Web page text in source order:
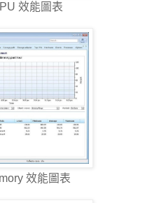
效能圖表
效能圖表